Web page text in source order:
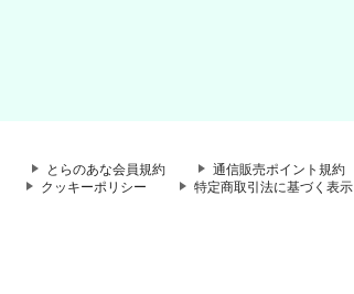
とらのあな会員規約 通信販売ポイント規約
クッキーポリシー 特定商取引法に基づく表示